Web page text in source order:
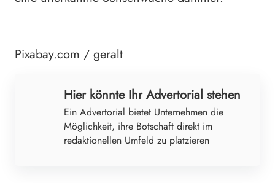
Pixabay.com / geralt
Hier könnte Ihr Advertorial stehen
Ein Advertorial bietet Unternehmen die
Möglichkeit, ihre Botschaft direkt im
redaktionellen Umfeld zu platzieren